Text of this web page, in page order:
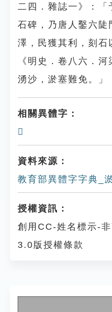
二四．雜誌一》：「
石碑，乃唐人鑿六陡
澤，民獲其利，刻石
《明史．卷八六．
湧沙，淤塞難免。」
相關異體字：
𡌧
資料來源：
教育部異體字字典_
授權資訊：
創用CC-姓名標示-
3.0版授權條款